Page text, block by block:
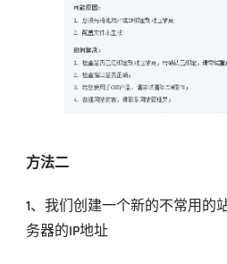
方法二
1、我们创建一个新的不常用的
务器的IP地址